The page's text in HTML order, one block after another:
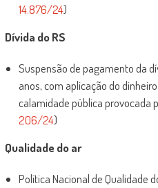
14.876/24)
Dívida do RS
Suspensão de pagamento da
anos, com aplicação do
calamidade pública provocada
206/24)
Qualidade do ar
Política Nacional de Qualidade